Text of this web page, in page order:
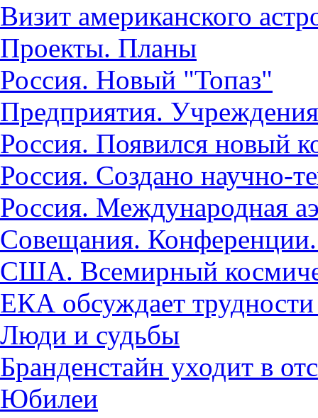
Визит американского
Проекты. Планы
Россия. Новый "Топаз"
Предприятия.
Россия. Появился новый
Россия. Создано научно-
Россия. Международная
Совещания.
США. Всемирный
ЕКА обсуждает
Люди и судьбы
Бранденстайн уходит в
Юбилеи